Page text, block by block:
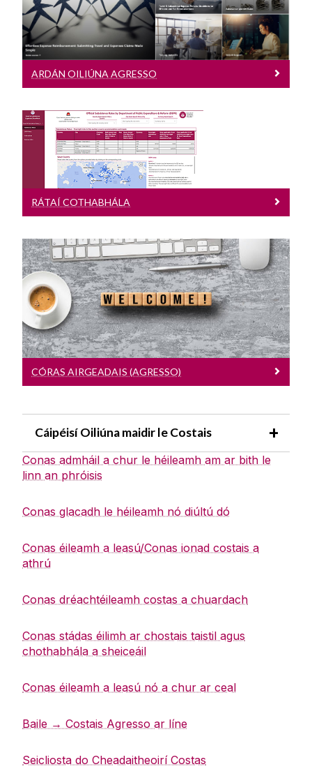
Éilimh Costas
ARDÁN OILIÚNA AGRESSO
Rátaí Cothabhála
Aip Léarscáile Idirghníomhaí
RÁTAÍ COTHABHÁLA
Córas Airgeadais (Agresso)
Logáil isteach
CÓRAS AIRGEADAIS (AGRESSO)
Cáipéisí Oiliúna maidir le Costais
Conas admháil a chur le héileamh am ar bith le
linn an phróisis
Conas glacadh le héileamh nó diúltú dó
Conas éileamh a leasú/Conas ionad costais a
athrú
Conas dréachtéileamh costas a chuardach
Conas stádas éilimh ar chostais taistil agus
chothabhála a sheiceáil
Conas éileamh a leasú nó a chur ar ceal
Baile → Costais Agresso ar líne
Seicliosta do Cheadaitheoirí Costas